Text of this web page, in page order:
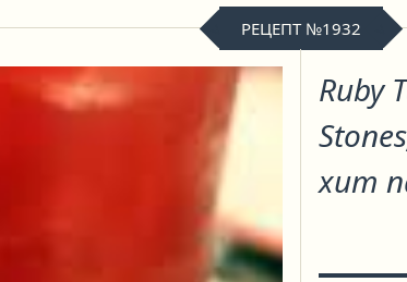
РЕЦЕПТ №1932
Ruby
хит